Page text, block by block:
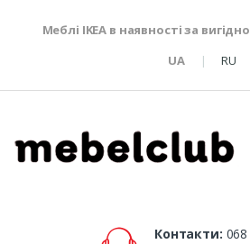
Меблі IKEA в наявності за
UA
RU
Контакти: